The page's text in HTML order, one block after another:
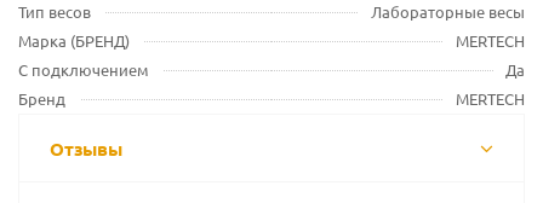
Тип весов
Лабораторные весы
Марка (БРЕНД)
MERTECH
С подключением
Да
Бренд
MERTECH
Отзывы